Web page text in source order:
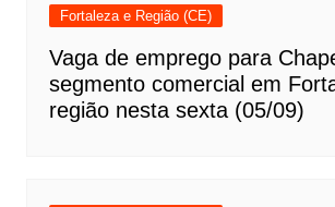
Fortaleza e Região (CE)
Vaga de emprego para
segmento comercial em
região nesta sexta (05/09)